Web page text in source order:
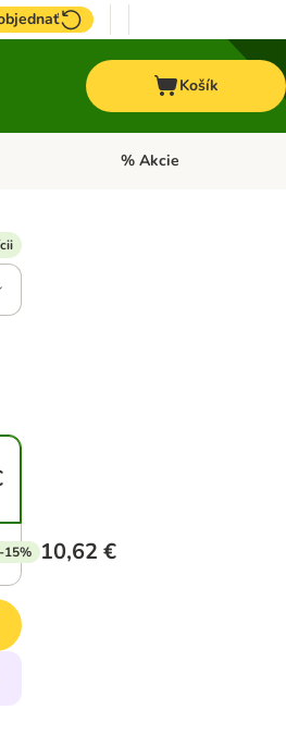
Košík
značky Otvoriť menu: + VET diéta
% Akcie
-15% 10,62 €